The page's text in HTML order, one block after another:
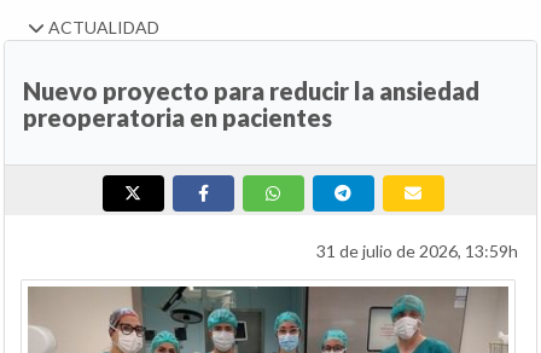
ACTUALIDAD
Nuevo proyecto para reducir la ansiedad
preoperatoria en pacientes
31 de julio de 2026, 13:59h